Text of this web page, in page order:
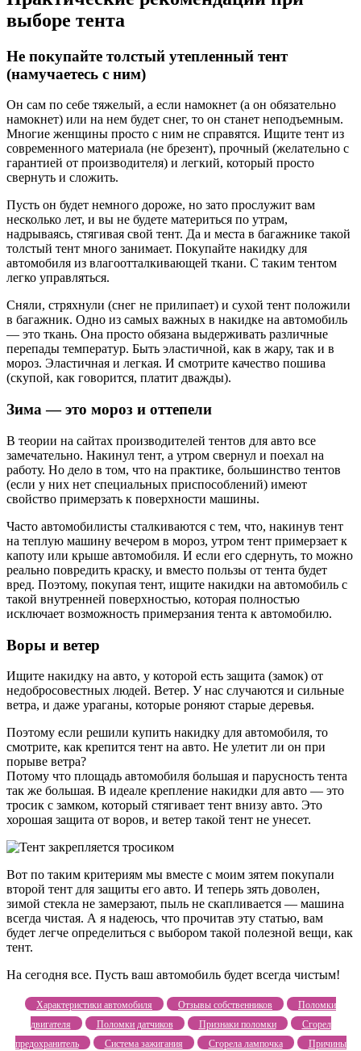
выборе тента
Не покупайте толстый утепленный тент
(намучаетесь с ним)
Он сам по себе тяжелый, а если намокнет (а он обязательно
намокнет) или на нем будет снег, то он станет неподъемным.
Многие женщины просто с ним не справятся. Ищите тент из
современного материала (не брезент), прочный (желательно с
гарантией от производителя) и легкий, который просто
свернуть и сложить.
Пусть он будет немного дороже, но зато прослужит вам
несколько лет, и вы не будете материться по утрам,
надрываясь, стягивая свой тент. Да и места в багажнике такой
толстый тент много занимает. Покупайте накидку для
автомобиля из влагоотталкивающей ткани. С таким тентом
легко управляться.
Сняли, стряхнули (снег не прилипает) и сухой тент положили
в багажник. Одно из самых важных в накидке на автомобиль
— это ткань. Она просто обязана выдерживать различные
перепады температур. Быть эластичной, как в жару, так и в
мороз. Эластичная и легкая. И смотрите качество пошива
(скупой, как говорится, платит дважды).
Зима — это мороз и оттепели
В теории на сайтах производителей тентов для авто все
замечательно. Накинул тент, а утром свернул и поехал на
работу. Но дело в том, что на практике, большинство тентов
(если у них нет специальных приспособлений) имеют
свойство примерзать к поверхности машины.
Часто автомобилисты сталкиваются с тем, что, накинув тент
на теплую машину вечером в мороз, утром тент примерзает к
капоту или крыше автомобиля. И если его сдернуть, то можно
реально повредить краску, и вместо пользы от тента будет
вред. Поэтому, покупая тент, ищите накидки на автомобиль с
такой внутренней поверхностью, которая полностью
исключает возможность примерзания тента к автомобилю.
Воры и ветер
Ищите накидку на авто, у которой есть защита (замок) от
недобросовестных людей. Ветер. У нас случаются и сильные
ветра, и даже ураганы, которые роняют старые деревья.
Поэтому если решили купить накидку для автомобиля, то
смотрите, как крепится тент на авто. Не улетит ли он при
порыве ветра?
Потому что площадь автомобиля большая и парусность тента
так же большая. В идеале крепление накидки для авто — это
тросик с замком, который стягивает тент внизу авто. Это
хорошая защита от воров, и ветер такой тент не унесет.
Вот по таким критериям мы вместе с моим зятем покупали
второй тент для защиты его авто. И теперь зять доволен,
зимой стекла не замерзают, пыль не скапливается — машина
всегда чистая. А я надеюсь, что прочитав эту статью, вам
будет легче определиться с выбором такой полезной вещи, как
тент.
На сегодня все. Пусть ваш автомобиль будет всегда чистым!
Характеристики автомобиля Отзывы собственников
Поломки
двигателя
Поломки датчиков Признаки поломки
Сгорел
предохранитель
Система зажигания Сгорела лампочка
Причины